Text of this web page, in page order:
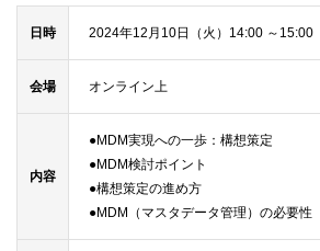
日時 2024年12月10日（火）14:00 ～ 15:00
会場 オンライン上
内容
●MDM実現への一歩：構想策定
●MDM検討ポイント
●構想策定の進め方
●MDM（マスタデータ管理）の必要性